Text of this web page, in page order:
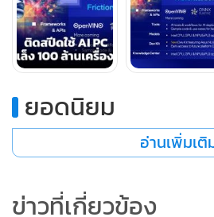
ใคร รวมถึงฮาร์ดแวร์ของอินเทลที่ขับเค
Intel Core Ultra, Pre-installed ซอฟต์
และเวิร์กโฟลว์, เฟรมเวิร์กการปรับใช้
งาน, กิจกรรม, ผู้เชี่ยวชาญ และนวัตกร
Zone
ในส่วนนวัตกรรม Intel Developer
AI PC สำหรับลูกค้า เอกสาร และการ
ยอดนิยม
อ่านเพิ่มเติ
ข่าวที่เกี่ยวข้อง